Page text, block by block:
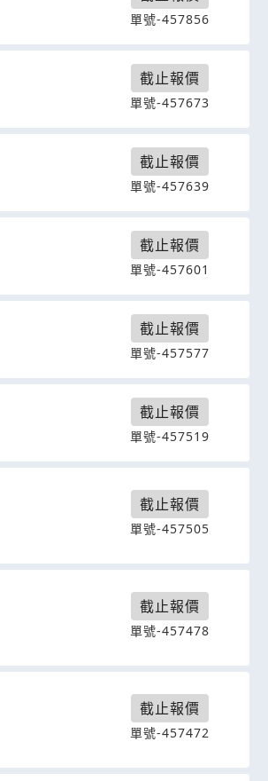
單號-457856
截止報價
單號-457673
截止報價
單號-457639
截止報價
單號-457601
截止報價
單號-457577
截止報價
單號-457519
截止報價
單號-457505
截止報價
單號-457478
截止報價
單號-457472